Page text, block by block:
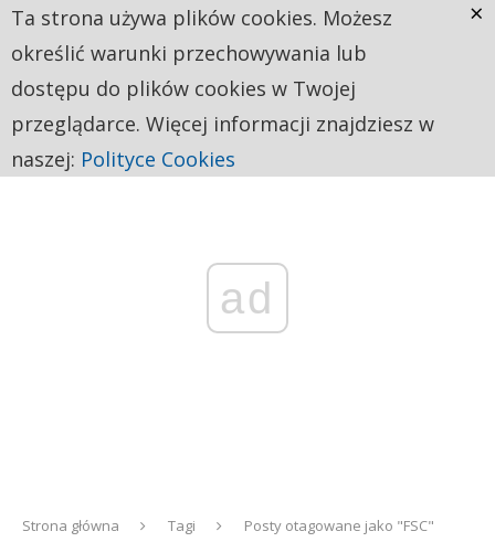
ad
Strona główna Tagi Posty otagowane jako "FSC"
Ta strona używa plików cookies. Możesz
określić warunki przechowywania lub
dostępu do plików cookies w Twojej
przeglądarce. Więcej informacji znajdziesz w
naszej: Polityce Cookies
×